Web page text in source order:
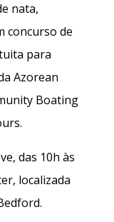
nata,
concurso de
para
Azorean
Boating
das 10h às
localizada